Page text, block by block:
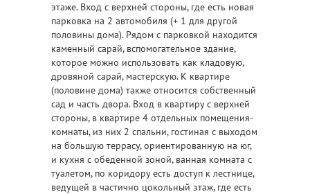
этаже. Вход с верхней стороны, где есть новая
парковка на 2 автомобиля (+ 1 для другой
половины дома). Рядом с парковкой находится
каменный сарай, вспомогательное здание,
которое можно использовать как кладовую,
дровяной сарай, мастерскую. К квартире
(половине дома) также относится собственный
сад и часть двора. Вход в квартиру с верхней
стороны, в квартире 4 отдельных помещения-
комнаты, из них 2 спальни, гостиная с выходом
на большую террасу, ориентированную на юг,
и кухня с обеденной зоной, ванная комната с
туалетом, по коридору есть доступ к лестнице,
ведущей в частично цокольный этаж, где есть